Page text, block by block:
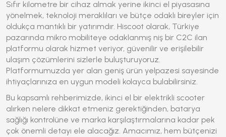
Sıfır kilometre bir cihaz almak yerine ikinci el piyasasına
yönelmek, teknoloji meraklıları ve bütçe odaklı bireyler için
oldukça mantıklı bir yatırımdır. Hiscoot olarak, Türkiye
pazarında mikro mobiliteye odaklanmış niş bir C2C ilan
platformu olarak hizmet veriyor, güvenilir ve erişilebilir
ulaşım çözümlerini sizlerle buluşturuyoruz.
Platformumuzda yer alan geniş ürün yelpazesi sayesinde
ihtiyaçlarınıza en uygun modeli kolayca bulabilirsiniz.
Bu kapsamlı rehberimizde, ikinci el bir elektrikli scooter
alırken nelere dikkat etmeniz gerektiğinden, batarya
sağlığı kontrolüne ve marka karşılaştırmalarına kadar pek
çok önemli detayı ele alacağız. Amacımız, hem bütçenizi